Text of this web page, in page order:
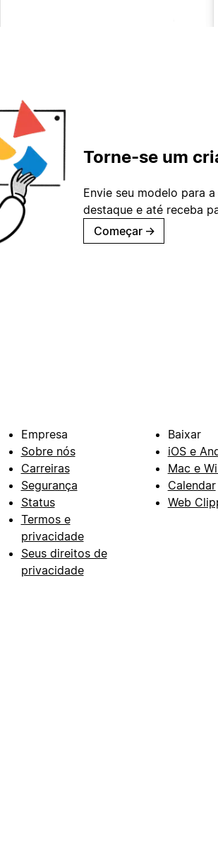
Torne-se um
Envie seu modelo para
destaque e até receba
Começar →
Empresa
Sobre nós
Carreiras
Segurança
Status
Termos e
privacidade
Seus direitos de
privacidade
Baixar
iOS e
Mac e
Calendar
Web